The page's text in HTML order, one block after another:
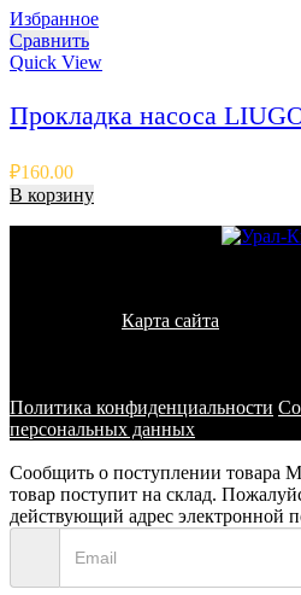
Избранное
Сравнить
Quick View
Прокладка насоса
₽160.00
В корзину
Карта сайта
Политика конфиденциальности
персональных данных
Сообщить о поступлении товара
товар поступит на склад.
действующий адрес электронной